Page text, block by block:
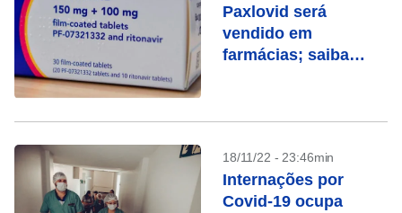
Paxlovid será
vendido em
farmácias; saiba
18/11/22 - 23:46min
Internações por
Covid-19 ocupa